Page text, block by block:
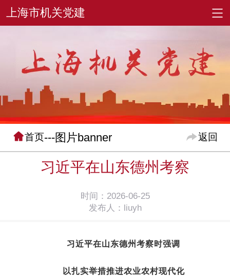
首页---图片banner 返回
习近平在山东德州考察
时间：2026-06-25
发布人：liuyh
习近平在山东德州考察时强调
以扎实举措推进农业农村现代化